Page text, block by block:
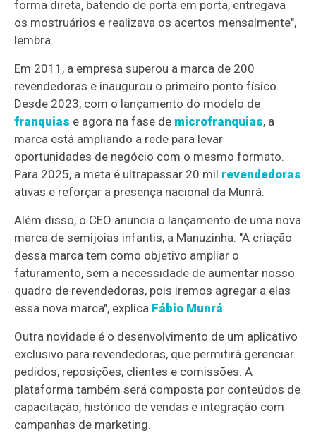
forma direta, batendo de porta em porta, entregava
os mostruários e realizava os acertos mensalmente",
lembra.
Em 2011, a empresa superou a marca de 200
revendedoras e inaugurou o primeiro ponto físico.
Desde 2023, com o lançamento do modelo de
franquias e agora na fase de microfranquias, a
marca está ampliando a rede para levar
oportunidades de negócio com o mesmo formato.
Para 2025, a meta é ultrapassar 20 mil revendedoras
ativas e reforçar a presença nacional da Munrá.
Além disso, o CEO anuncia o lançamento de uma nova
marca de semijoias infantis, a Manuzinha. "A criação
dessa marca tem como objetivo ampliar o
faturamento, sem a necessidade de aumentar nosso
quadro de revendedoras, pois iremos agregar a elas
essa nova marca", explica Fábio Munrá.
Outra novidade é o desenvolvimento de um aplicativo
exclusivo para revendedoras, que permitirá gerenciar
pedidos, reposições, clientes e comissões. A
plataforma também será composta por conteúdos de
capacitação, histórico de vendas e integração com
campanhas de marketing.